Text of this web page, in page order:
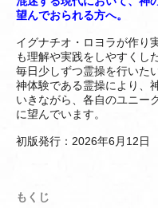
望んでおられる方へ。
イグナチオ・ロヨラが作り
も理解や実践をしやすくし
毎日少しずつ霊操を行いた
神体験である霊操により、
いきながら、各自のユニー
に望んでいます。
初版発行：2026年6月12日
もくじ